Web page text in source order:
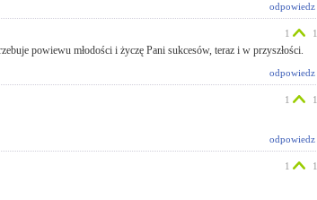
odpowiedz
powiewu młodości i życzę Pani sukcesów, teraz i w przyszłości.
1 1
odpowiedz
1 1
odpowiedz
1 1